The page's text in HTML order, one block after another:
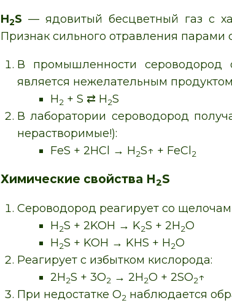
H2S — ядовитый бесцветный газ с
Признак сильного отравления
В промышленности сероводород
является нежелательным
H2 + S ⇄ H2S
В лаборатории сероводород
нерастворимые!):
FeS + 2HCl → H2S↑ + FeCl 2
Химические свойства H2S
Сероводород реагирует со
H2S + 2KOH → K2S + 2H2O
H2S + KOH → KHS + H2O
Реагирует с избытком кислорода:
2H2S + 3O2 → 2H2O + 2SO2↑
При недостатке O2 наблюдается